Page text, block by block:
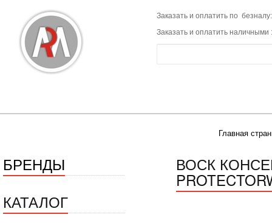
Заказать и оплатить по
Заказать и оплатить наличными
Главная
БРЕНДЫ
КАТАЛОГ
ВОСК